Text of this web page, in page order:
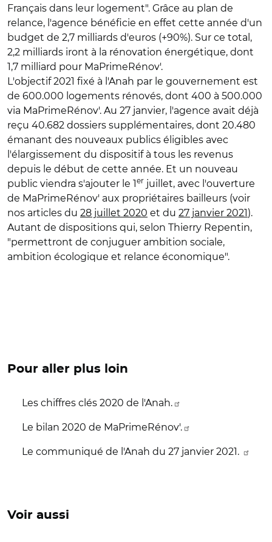
Français dans leur logement". Grâce au plan de
relance, l'agence bénéficie en effet cette année d'un
budget de 2,7 milliards d'euros (+90%). Sur ce total,
2,2 milliards iront à la rénovation énergétique, dont
1,7 milliard pour MaPrimeRénov'.
L'objectif 2021 fixé à l'Anah par le gouvernement est
de 600.000 logements rénovés, dont 400 à 500.000
via MaPrimeRénov'. Au 27 janvier, l'agence avait déjà
reçu 40.682 dossiers supplémentaires, dont 20.480
émanant des nouveaux publics éligibles avec
l'élargissement du dispositif à tous les revenus
depuis le début de cette année. Et un nouveau
public viendra s'ajouter le 1er juillet, avec l'ouverture
de MaPrimeRénov' aux propriétaires bailleurs (voir
nos articles du 28 juillet 2020 et du 27 janvier 2021).
Autant de dispositions qui, selon Thierry Repentin,
"permettront de conjuguer ambition sociale,
ambition écologique et relance économique".
Pour aller plus loin
Les chiffres clés 2020 de l'Anah.
Le bilan 2020 de MaPrimeRénov'.
Le communiqué de l'Anah du 27 janvier 2021.
Voir aussi